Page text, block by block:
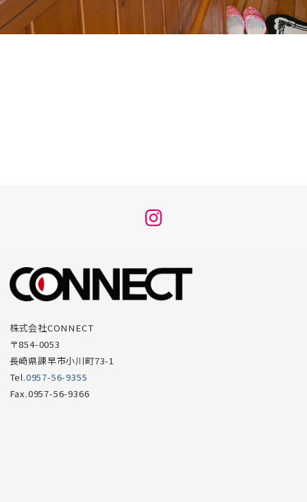
メ
ー
項
株式会社CONNECT
〒854-0053
長崎県諫早市小川町73-1
Tel.0957-56-9355
Fax.0957-56-9366